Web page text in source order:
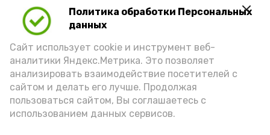
Политика обработки Персональных
данных
Сайт использует cookie и инструмент веб-
аналитики Яндекс.Метрика. Это позволяет
анализировать взаимодействие посетителей с
сайтом и делать его лучше. Продолжая
пользоваться сайтом, Вы соглашаетесь с
использованием данных сервисов.
Подпишись!